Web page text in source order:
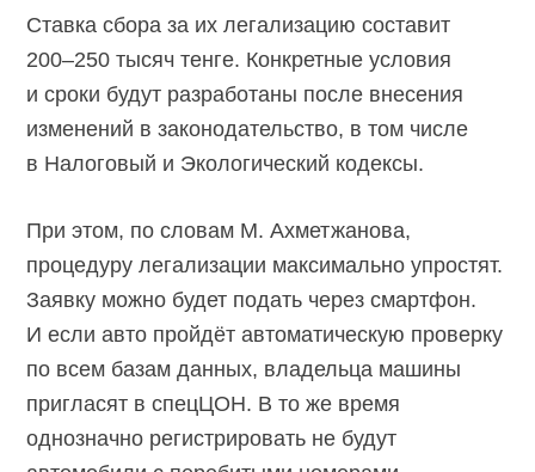
Ставка сбора за их легализацию составит
200–250 тысяч тенге. Конкретные условия
и сроки будут разработаны после внесения
изменений в законодательство, в том числе
в Налоговый и Экологический кодексы.
При этом, по словам М. Ахметжанова,
процедуру легализации максимально упростят.
Заявку можно будет подать через смартфон.
И если авто пройдёт автоматическую проверку
по всем базам данных, владельца машины
пригласят в спецЦОН. В то же время
однозначно регистрировать не будут